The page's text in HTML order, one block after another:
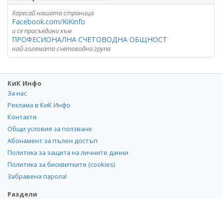
Харесай нашата страница
Facebook.com/KiKinfo
и се присъедини към
ПРОФЕСИОНАЛНА СЧЕТОВОДНА ОБЩНОСТ
най-голямата счетоводна група
КиК Инфо
За нас
Реклама в КиК Инфо
Контакти
Общи условия за ползване
Абонамент за пълен достъп
Политика за защита на личните данни
Политика за бисквитките (cookies)
Забравена парола!
Раздели